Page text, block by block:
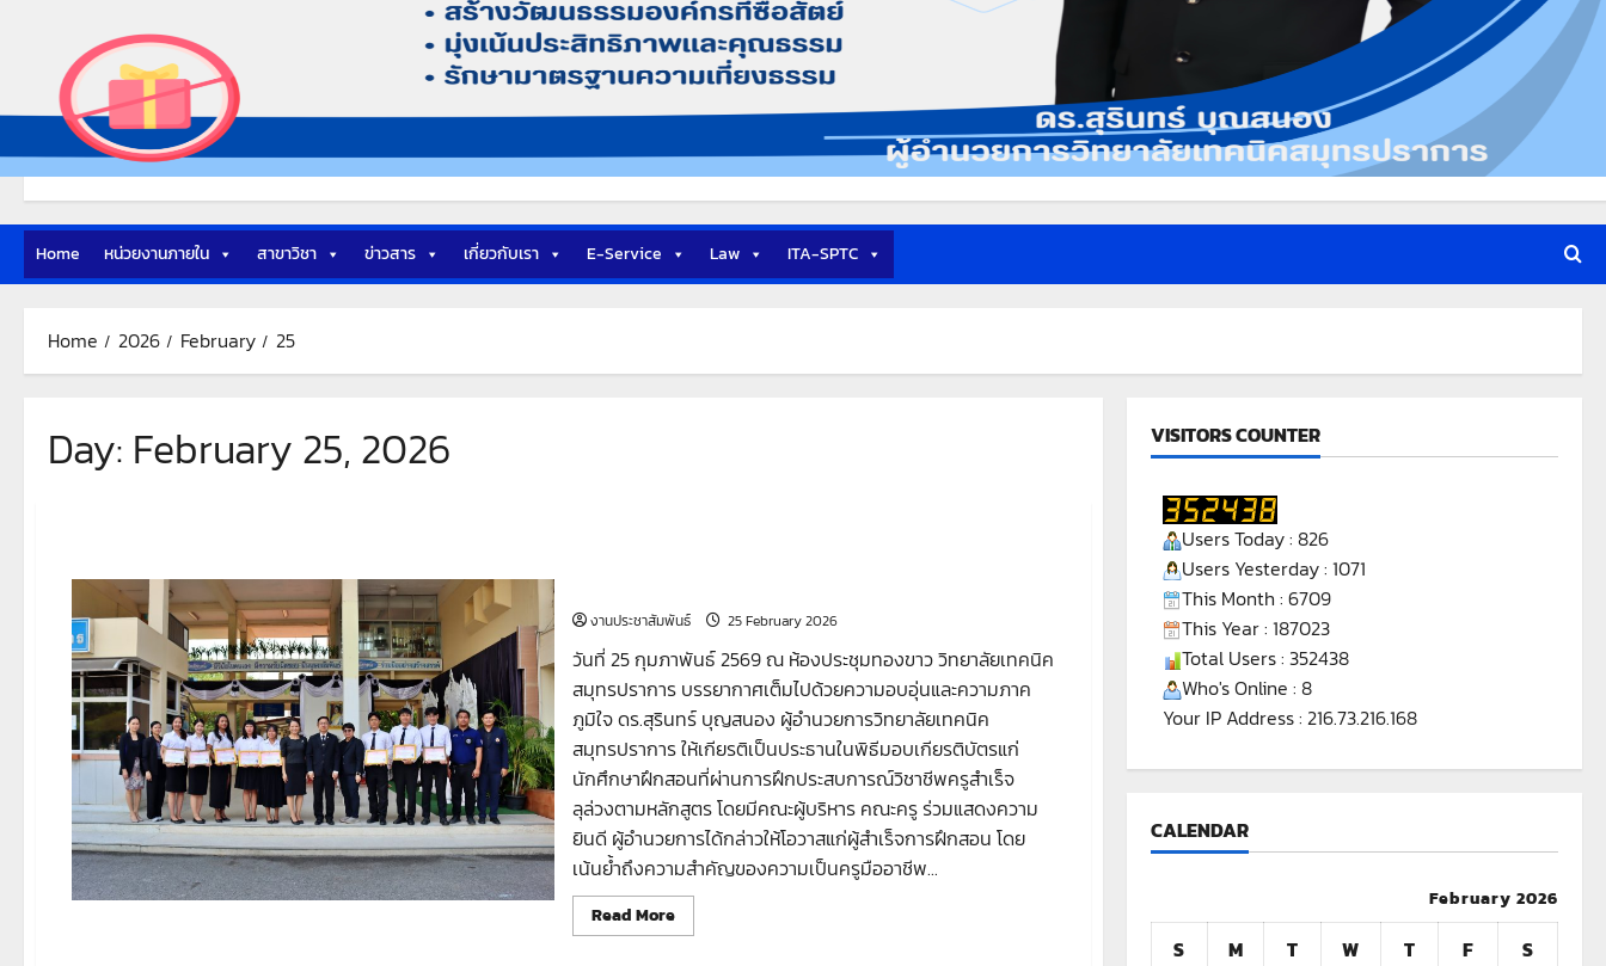
Home หน่วยงานภายใน สาขาวิชา ข่าวสาร เกี่ยวกับเรา E-Service Law ITA-SPTC
Home 2026 February 25
Day: February 25, 2026
งานประชาสัมพันธ์ 25 February 2026
วันที่ 25 กุมภาพันธ์ 2569 ณ ห้องประชุมทองขาว วิทยาลัยเทคนิค
สมุทรปราการ บรรยากาศเต็มไปด้วยความอบอุ่นและความภาค
ภูมิใจ ดร.สุรินทร์ บุญสนอง ผู้อำนวยการวิทยาลัยเทคนิค
สมุทรปราการ ให้เกียรติเป็นประธานในพิธีมอบเกียรติบัตรแก่
นักศึกษาฝึกสอนที่ผ่านการฝึกประสบการณ์วิชาชีพครูสำเร็จ
ลุล่วงตามหลักสูตร โดยมีคณะผู้บริหาร คณะครู ร่วมแสดงความ
ยินดี ผู้อำนวยการได้กล่าวให้โอวาสแก่ผู้สำเร็จการฝึกสอน โดย
เน้นย้ำถึงความสำคัญของความเป็นครูมืออาชีพ...
Read MoreRead
more
VISITORS COUNTER
Users Today : 826
Users Yesterday : 1071
This Month : 6709
This Year : 187023
Total Users : 352438
Who's Online : 8
Your IP Address : 216.73.216.168
CALENDAR
February 2026
S M T W T F
S